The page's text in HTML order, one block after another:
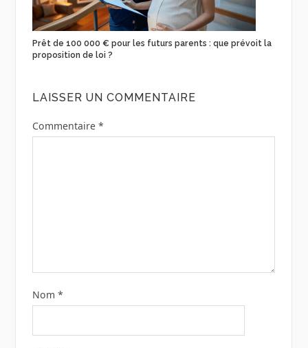
Prêt de 100 000 € pour les futurs parents : que prévoit la
proposition de loi ?
LAISSER UN COMMENTAIRE
Commentaire *
Nom *